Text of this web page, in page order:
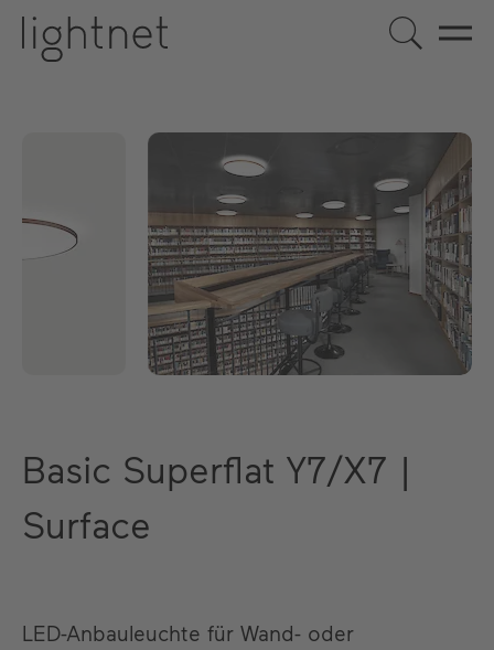
Basic Superflat Y7/X7 |
Surface
LED-Anbauleuchte für Wand- oder